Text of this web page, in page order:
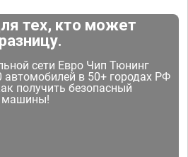
тех, кто может
сети Евро Чип Тюнинг
автомобилей в 50+ городах РФ
получить безопасный
машины!